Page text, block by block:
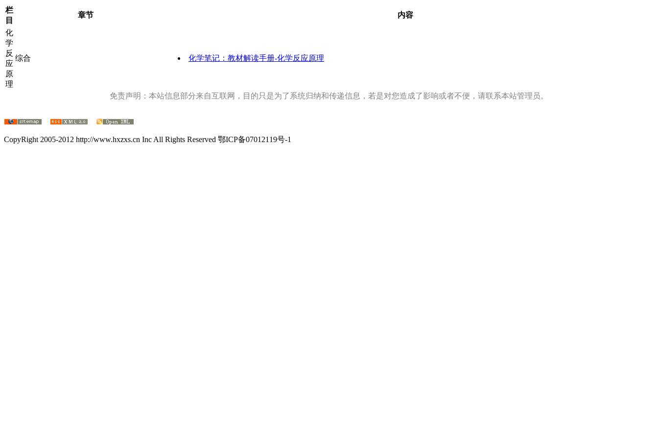
栏
目
章节 内容
化
学
反
应
原
理
综合 化学笔记：教材解读手册-化学反应原理
免责声明：本站信息部分来自互联网，目的只是为了系统归纳和传递信息，若是对您造成了影响或者不便，请联系本站管理员。
CopyRight 2005-2012 http://www.hxzxs.cn Inc All Rights Reserved 鄂ICP备07012119号-1